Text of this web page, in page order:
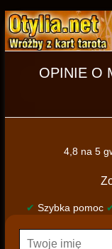
OPINIE O
4,8 na 5
✔ Szybka pomoc